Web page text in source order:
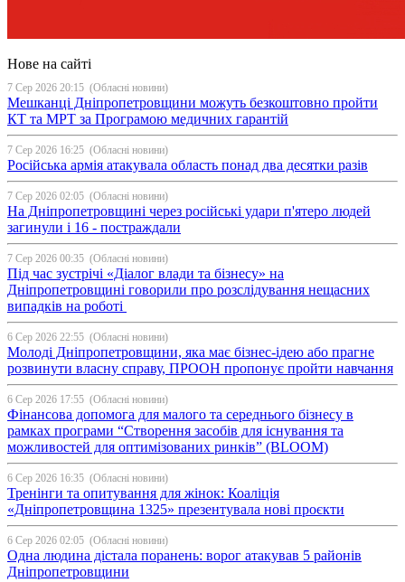
Нове на сайті
7 Сер 2026 20:15 (Обласні новини)
Мешканці Дніпропетровщини можуть безкоштовно пройти
КТ та МРТ за Програмою медичних гарантій
7 Сер 2026 16:25 (Обласні новини)
Російська армія атакувала область понад два десятки разів
7 Сер 2026 02:05 (Обласні новини)
На Дніпропетровщині через російські удари п'ятеро людей
загинули і 16 - постраждали
7 Сер 2026 00:35 (Обласні новини)
Під час зустрічі «Діалог влади та бізнесу» на
Дніпропетровщині говорили про розслідування нещасних
випадків на роботі
6 Сер 2026 22:55 (Обласні новини)
Молоді Дніпропетровщини, яка має бізнес-ідею або прагне
розвинути власну справу, ПРООН пропонує пройти навчання
6 Сер 2026 17:55 (Обласні новини)
Фінансова допомога для малого та середнього бізнесу в
рамках програми “Створення засобів для існування та
можливостей для оптимізованих ринків” (BLOOM)
6 Сер 2026 16:35 (Обласні новини)
Тренінги та опитування для жінок: Коаліція
«Дніпропетровщина 1325» презентувала нові проєкти
6 Сер 2026 02:05 (Обласні новини)
Одна людина дістала поранень: ворог атакував 5 районів
Дніпропетровщини